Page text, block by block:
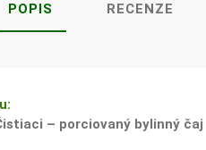
POPIS RECENZE
– porciovaný bylinný čaj